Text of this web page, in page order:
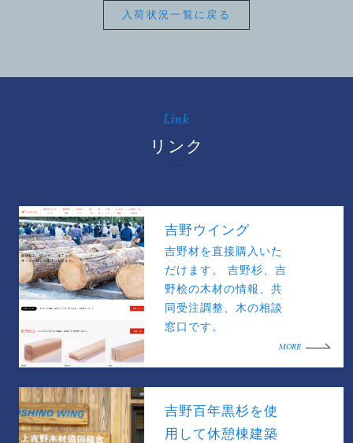
入荷状況一覧に戻る
Link
リンク
吉野ウイング
吉野材を直接購入いた
だけます。 吉野杉、吉
野桧の木材の情報、共
同受注調整、木の相談
窓口です。
MORE
吉野百年黒杉を使
用して休憩棟建築